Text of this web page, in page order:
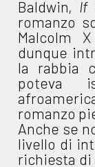
Baldwin, If
romanzo
Malcolm
dunque
la rabbia
poteva
romanzo
Anche se
livello di
richiesta di